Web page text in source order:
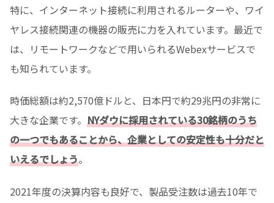
特に、インターネット接続に利用されるルーターや、ワイ
ヤレス接続関連の機器の販売に力を入れています。最近で
は、リモートワークなどで用いられるWebexサービスで
も知られています。
時価総額は約2,570億ドルと、日本円で約29兆円の非常に
大きな企業です。 NYダウに採用されている30銘柄のうち
の一つでもあることから、企業としての安定性も十分だと
いえるでしょう。
2021年度の決算内容も良好で、製品受注数は過去10年で